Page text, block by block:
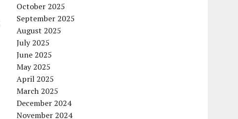
October 2025
September 2025
August 2025
July 2025
June 2025
May 2025
April 2025
March 2025
December 2024
November 2024